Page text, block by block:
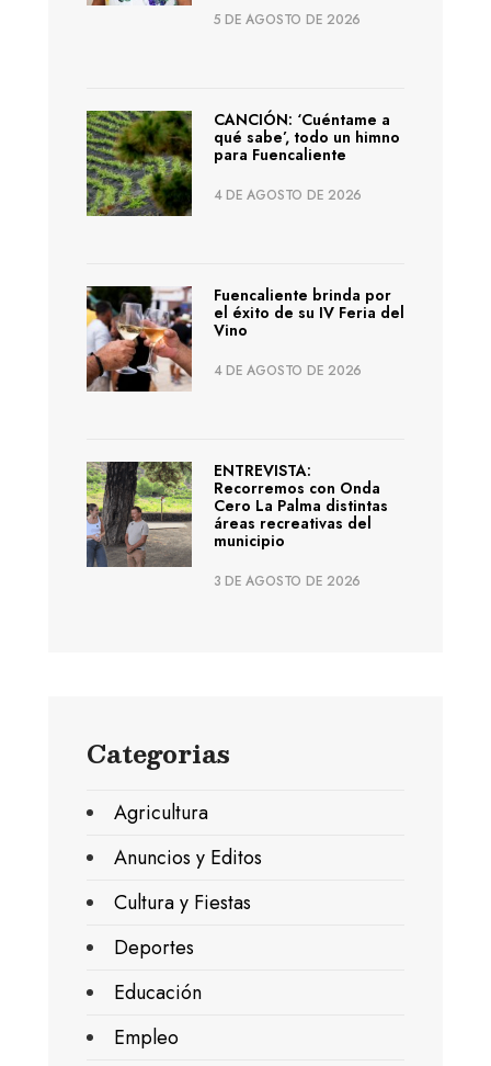
5 DE AGOSTO DE 2026
CANCIÓN: ‘Cuéntame a
qué sabe’, todo un himno
para Fuencaliente
4 DE AGOSTO DE 2026
Fuencaliente brinda por
el éxito de su IV Feria del
Vino
4 DE AGOSTO DE 2026
ENTREVISTA:
Recorremos con Onda
Cero La Palma distintas
áreas recreativas del
municipio
3 DE AGOSTO DE 2026
Categorias
Agricultura
Anuncios y Editos
Cultura y Fiestas
Deportes
Educación
Empleo